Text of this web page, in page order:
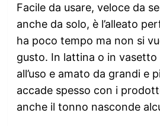
Facile da usare, veloce da
anche da solo, è l’alleato
ha poco tempo ma non si
gusto. In lattina o in
all’uso e amato da grandi e
accade spesso con i
anche il tonno nasconde